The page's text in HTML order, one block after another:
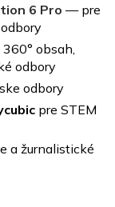
6 Pro — pre
obsah,
odbory
odbory
pre STEM
a žurnalistické